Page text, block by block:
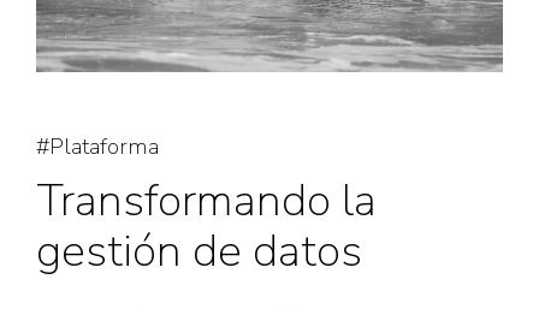
#Plataforma
Transformando la
gestión de datos